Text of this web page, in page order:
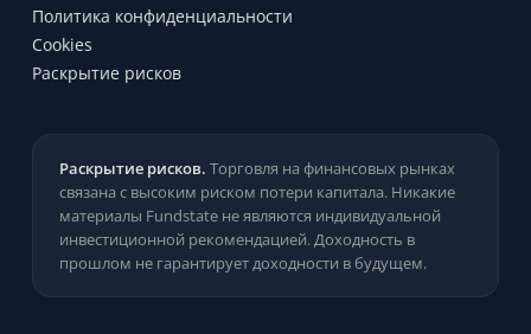
Политика конфиденциальности
Cookies
Раскрытие рисков
Раскрытие рисков. Торговля на финансовых рынках
связана с высоким риском потери капитала. Никакие
материалы Fundstate не являются индивидуальной
инвестиционной рекомендацией. Доходность в
прошлом не гарантирует доходности в будущем.